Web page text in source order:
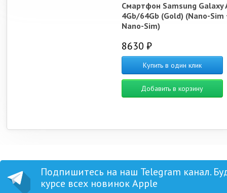
Смартфон Samsung Galaxy
4Gb/64Gb (Gold) (Nano-Sim
Nano-Sim)
8630 ₽
Купить в один клик
Добавить в корзину
Подпишитесь на наш Telegram канал.
курсе всех новинок Apple